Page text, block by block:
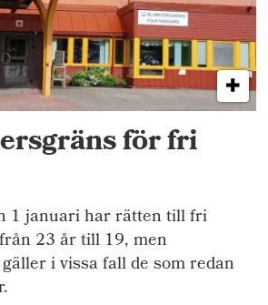
för fri
1 januari har rätten till fri
23 år till 19, men
i vissa fall de som redan